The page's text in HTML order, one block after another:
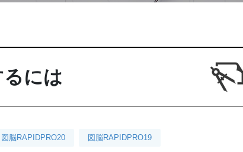
には
図脳RAPIDPRO20 図脳RAPIDPRO19